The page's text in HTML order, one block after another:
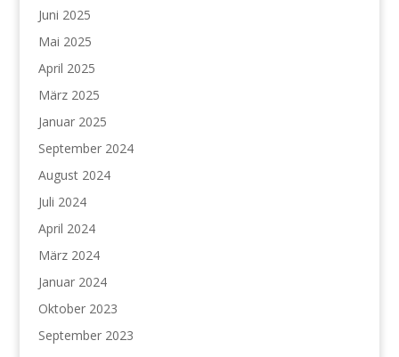
Juni 2025
Mai 2025
April 2025
März 2025
Januar 2025
September 2024
August 2024
Juli 2024
April 2024
März 2024
Januar 2024
Oktober 2023
September 2023